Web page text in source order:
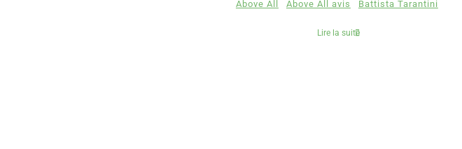
Above All Above All avis Battista Tarantini
Lire la suite